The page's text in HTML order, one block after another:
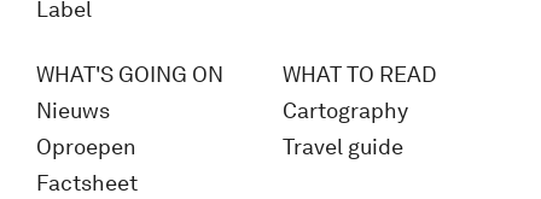
Label
WHAT'S GOING ON
Nieuws
Oproepen
Factsheet
WHAT TO READ
Cartography
Travel guide